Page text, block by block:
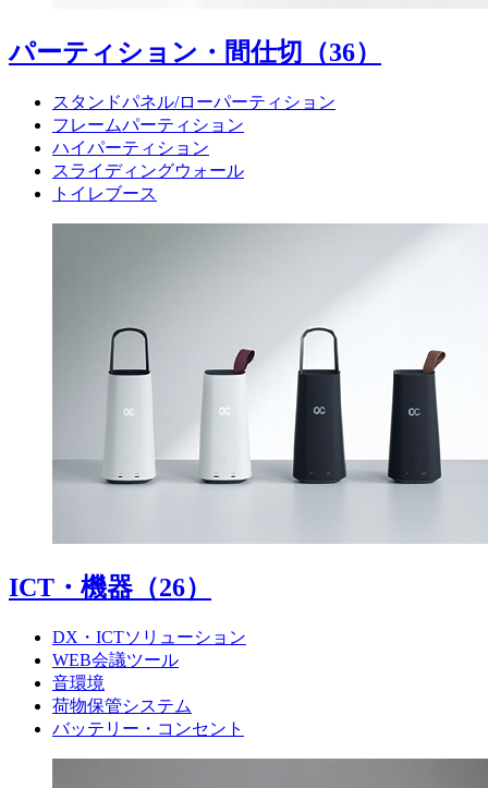
パーティション・間仕切 （36）
スタンドパネル/ローパーティション
フレームパーティション
ハイパーティション
スライディングウォール
トイレブース
ICT・機器（26）
DX・ICTソリューション
WEB会議ツール
音環境
荷物保管システム
バッテリー・コンセント